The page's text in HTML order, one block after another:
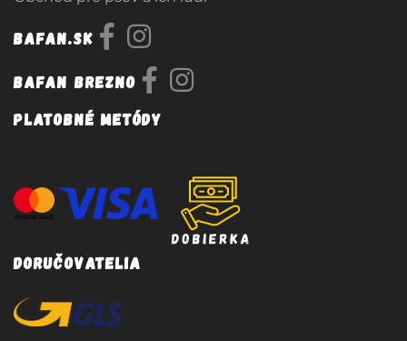
Bafan.sk
Bafan Brezno
Platobné metódy
Doručovatelia